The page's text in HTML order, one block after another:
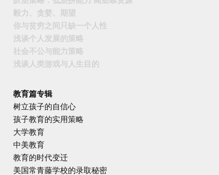
毅力、贪婪、期望
你与贫穷之间只缺一个人性
浅谈个人发展的策略
社会不公与能力策略
浅谈人类游戏与人生目的
教育篇专辑
树立孩子的自信心
孩子教育的实用策略
大学教育
中美教育
教育的时代变迁
美国常青藤学校的录取秘密